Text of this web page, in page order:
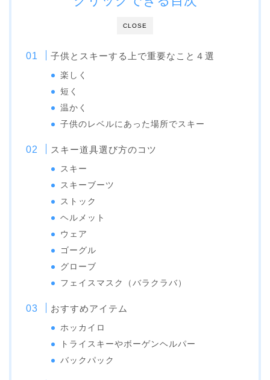
CLOSE
子供とスキーする上で重要なこと４選
楽しく
短く
温かく
子供のレベルにあった場所でスキー
スキー道具選び方のコツ
スキー
スキーブーツ
ストック
ヘルメット
ウェア
ゴーグル
グローブ
フェイスマスク（バラクラバ）
おすすめアイテム
ホッカイロ
トライスキーやボーゲンヘルパー
バックパック